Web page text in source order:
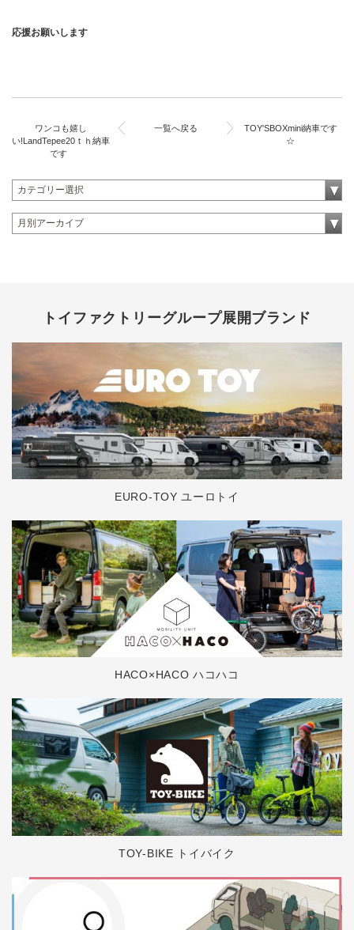
応援お願いします
ワンコも嬉し
い!LandTepee20ｔｈ納車
です
一覧へ戻る
TOY'SBOXmini納車です
☆
トイファクトリーグループ展開ブランド
EURO-TOY ユーロトイ
HACO×HACO ハコハコ
TOY-BIKE トイバイク